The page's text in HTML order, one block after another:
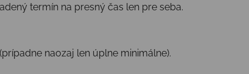
termín na presný čas len pre seba.
naozaj len úplne minimálne).